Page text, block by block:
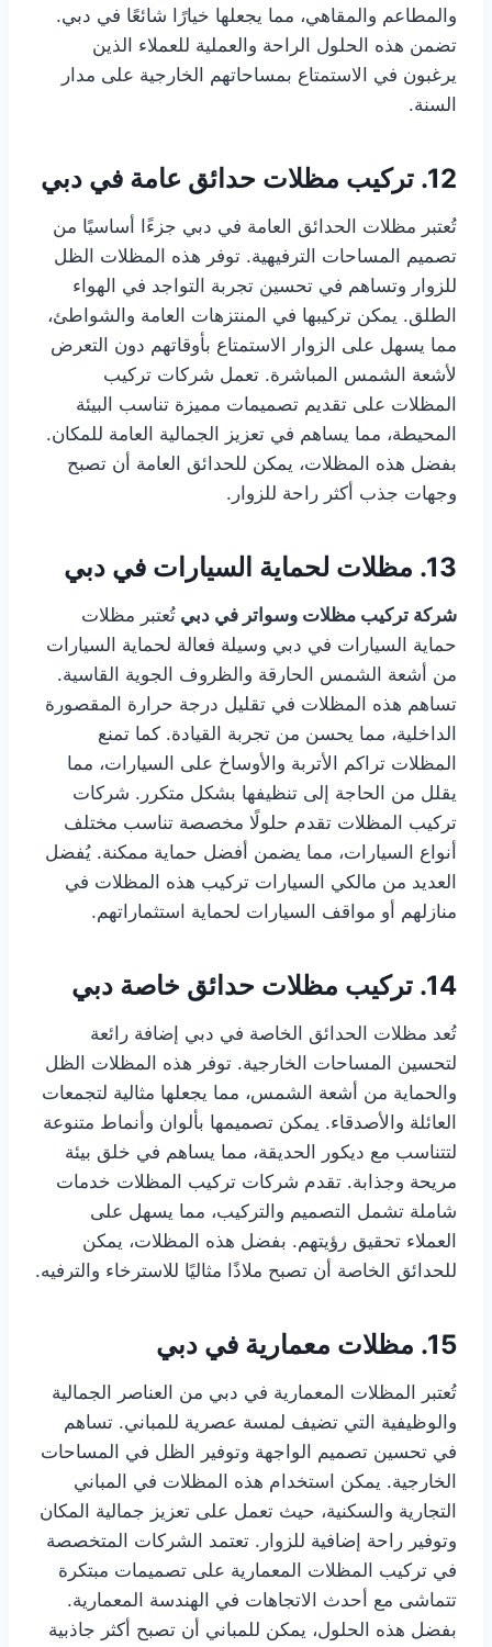
والمطاعم والمقاهي، مما يجعلها خيارًا شائعًا في دبي.
تضمن هذه الحلول الراحة والعملية للعملاء الذين
يرغبون في الاستمتاع بمساحاتهم الخارجية على مدار
السنة.
12. تركيب مظلات حدائق عامة في دبي
تُعتبر مظلات الحدائق العامة في دبي جزءًا أساسيًا من
تصميم المساحات الترفيهية. توفر هذه المظلات الظل
للزوار وتساهم في تحسين تجربة التواجد في الهواء
الطلق. يمكن تركيبها في المنتزهات العامة والشواطئ،
مما يسهل على الزوار الاستمتاع بأوقاتهم دون التعرض
لأشعة الشمس المباشرة. تعمل شركات تركيب
المظلات على تقديم تصميمات مميزة تناسب البيئة
المحيطة، مما يساهم في تعزيز الجمالية العامة للمكان.
بفضل هذه المظلات، يمكن للحدائق العامة أن تصبح
وجهات جذب أكثر راحة للزوار.
13. مظلات لحماية السيارات في دبي
شركة تركيب مظلات وسواتر في دبي تُعتبر مظلات
حماية السيارات في دبي وسيلة فعالة لحماية السيارات
من أشعة الشمس الحارقة والظروف الجوية القاسية.
تساهم هذه المظلات في تقليل درجة حرارة المقصورة
الداخلية، مما يحسن من تجربة القيادة. كما تمنع
المظلات تراكم الأتربة والأوساخ على السيارات، مما
يقلل من الحاجة إلى تنظيفها بشكل متكرر. شركات
تركيب المظلات تقدم حلولًا مخصصة تناسب مختلف
أنواع السيارات، مما يضمن أفضل حماية ممكنة. يُفضل
العديد من مالكي السيارات تركيب هذه المظلات في
منازلهم أو مواقف السيارات لحماية استثماراتهم.
14. تركيب مظلات حدائق خاصة دبي
تُعد مظلات الحدائق الخاصة في دبي إضافة رائعة
لتحسين المساحات الخارجية. توفر هذه المظلات الظل
والحماية من أشعة الشمس، مما يجعلها مثالية لتجمعات
العائلة والأصدقاء. يمكن تصميمها بألوان وأنماط متنوعة
لتتناسب مع ديكور الحديقة، مما يساهم في خلق بيئة
مريحة وجذابة. تقدم شركات تركيب المظلات خدمات
شاملة تشمل التصميم والتركيب، مما يسهل على
العملاء تحقيق رؤيتهم. بفضل هذه المظلات، يمكن
للحدائق الخاصة أن تصبح ملاذًا مثاليًا للاسترخاء والترفيه.
15. مظلات معمارية في دبي
تُعتبر المظلات المعمارية في دبي من العناصر الجمالية
والوظيفية التي تضيف لمسة عصرية للمباني. تساهم
في تحسين تصميم الواجهة وتوفير الظل في المساحات
الخارجية. يمكن استخدام هذه المظلات في المباني
التجارية والسكنية، حيث تعمل على تعزيز جمالية المكان
وتوفير راحة إضافية للزوار. تعتمد الشركات المتخصصة
في تركيب المظلات المعمارية على تصميمات مبتكرة
تتماشى مع أحدث الاتجاهات في الهندسة المعمارية.
بفضل هذه الحلول، يمكن للمباني أن تصبح أكثر جاذبية